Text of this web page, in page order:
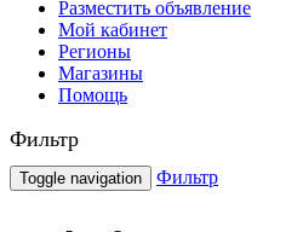
Разместить объявление
Мой кабинет
Регионы
Магазины
Помощь
Фильтр
Toggle navigation Фильтр